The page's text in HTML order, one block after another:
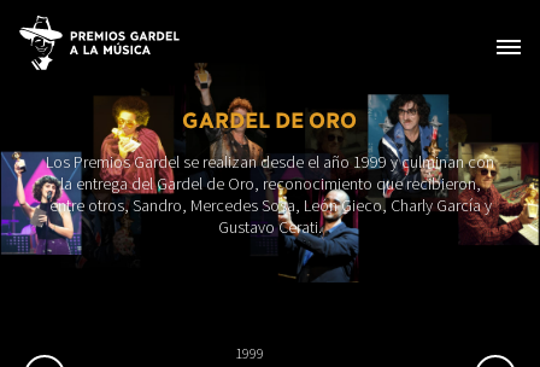
GARDEL DE ORO
Los Premios Gardel se realizan desde el año 1999 y culminan con
la entrega del Gardel de Oro, reconocimiento que recibieron,
entre otros, Sandro, Mercedes Sosa, León Gieco, Charly García y
Gustavo Cerati.
1999